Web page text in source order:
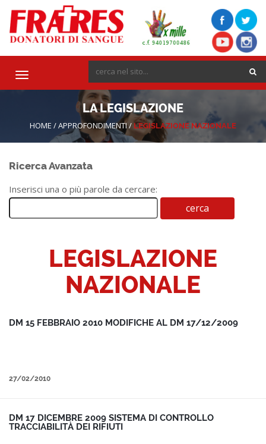
Toggle
LA LEGISLAZIONE
HOME /APPROFONDIMENTI/ LEGISLAZIONE NAZIONALE
Ricerca Avanzata
Inserisci una o più parole da cercare:
LEGISLAZIONE
NAZIONALE
DM 15 FEBBRAIO 2010 MODIFICHE AL DM 17/12/2009
27/02/2010
DM 17 DICEMBRE 2009 SISTEMA DI CONTROLLO
TRACCIABILITÀ DEI RIFIUTI